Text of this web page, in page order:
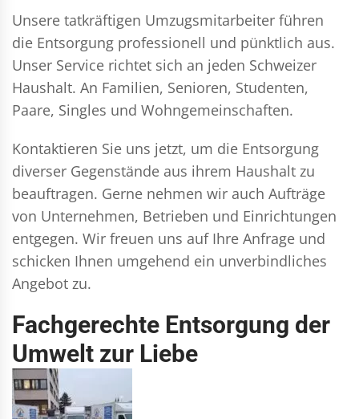
Unsere tatkräftigen Umzugsmitarbeiter führen
die Entsorgung professionell und pünktlich aus.
Unser Service richtet sich an jeden Schweizer
Haushalt. An Familien, Senioren, Studenten,
Paare, Singles und Wohngemeinschaften.
Kontaktieren Sie uns jetzt, um die Entsorgung
diverser Gegenstände aus ihrem Haushalt zu
beauftragen. Gerne nehmen wir auch Aufträge
von Unternehmen, Betrieben und Einrichtungen
entgegen. Wir freuen uns auf Ihre Anfrage und
schicken Ihnen umgehend ein unverbindliches
Angebot zu.
Fachgerechte Entsorgung der
Umwelt zur Liebe